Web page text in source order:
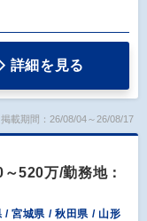
詳細を見る
掲載期間：26/08/04～26/08/17
520万/勤務地：
/ 宮城県 / 秋田県 / 山形